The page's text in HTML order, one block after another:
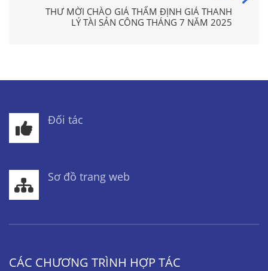
THƯ MỜI CHÀO GIÁ THẨM ĐỊNH GIÁ THANH
LÝ TÀI SẢN CÔNG THÁNG 7 NĂM 2025
Đối tác
Sơ đồ trang web
CÁC CHƯƠNG TRÌNH HỢP TÁC